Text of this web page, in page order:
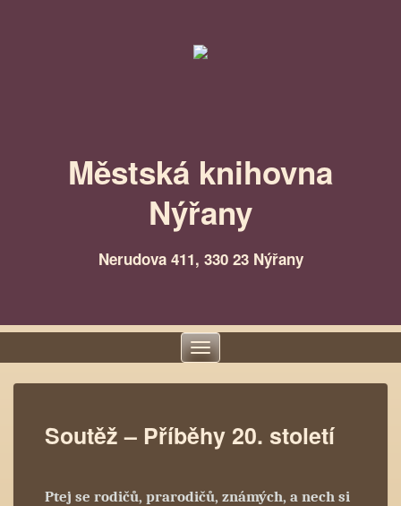
Městská knihovna
Nýřany
Nerudova 411, 330 23 Nýřany
Toggle
navigation
Soutěž – Příběhy 20. století
Ptej se rodičů, prarodičů, známých, a nech si